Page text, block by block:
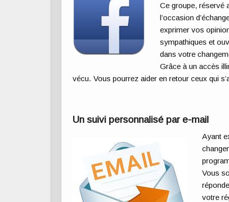
Ce groupe, réservé
l’occasion
exprimer vos
sympathiques et
dans votre
Grâce à un accès
vécu. Vous pourrez aider en retour ceux qui
Un suivi personnalisé par e-mail
Ayant
Vous
votre